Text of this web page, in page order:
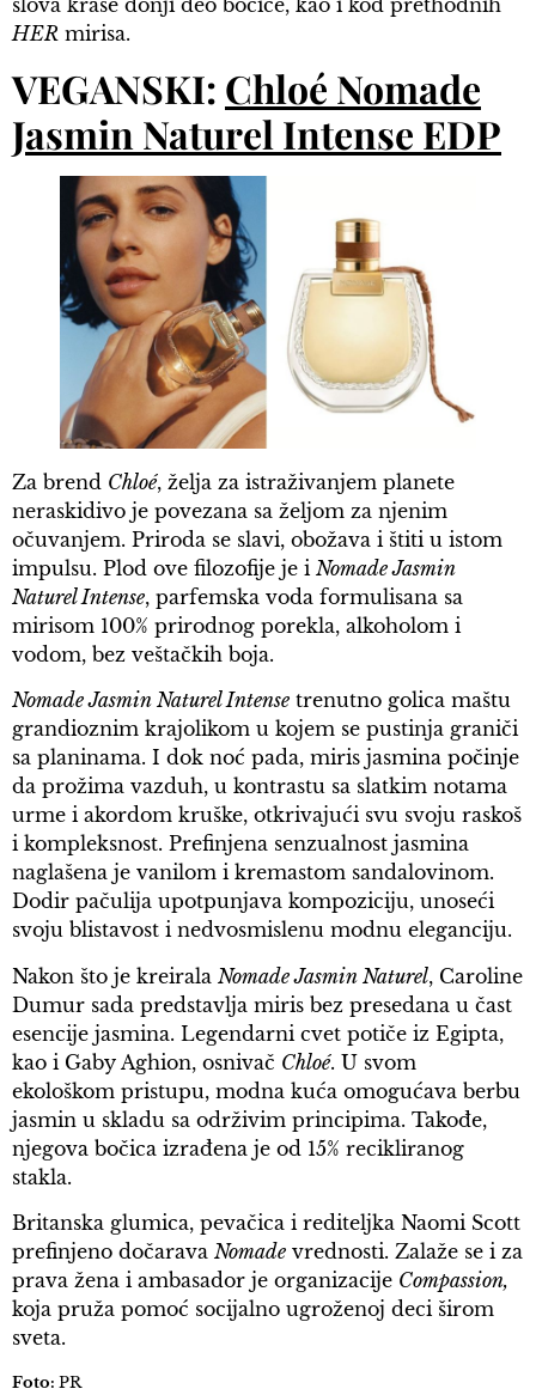
slova krase donji deo bočice, kao i kod prethodnih
HER mirisa.
VEGANSKI: Chloé Nomade
Jasmin Naturel Intense EDP
Za brend Chloé, želja za istraživanjem planete
neraskidivo je povezana sa željom za njenim
očuvanjem. Priroda se slavi, obožava i štiti u istom
impulsu. Plod ove filozofije je i Nomade Jasmin
Naturel Intense, parfemska voda formulisana sa
mirisom 100% prirodnog porekla, alkoholom i
vodom, bez veštačkih boja.
Nomade Jasmin Naturel Intense trenutno golica maštu
grandioznim krajolikom u kojem se pustinja graniči
sa planinama. I dok noć pada, miris jasmina počinje
da prožima vazduh, u kontrastu sa slatkim notama
urme i akordom kruške, otkrivajući svu svoju raskoš
i kompleksnost. Prefinjena senzualnost jasmina
naglašena je vanilom i kremastom sandalovinom.
Dodir pačulija upotpunjava kompoziciju, unoseći
svoju blistavost i nedvosmislenu modnu eleganciju.
Nakon što je kreirala Nomade Jasmin Naturel, Caroline
Dumur sada predstavlja miris bez presedana u čast
esencije jasmina. Legendarni cvet potiče iz Egipta,
kao i Gaby Aghion, osnivač Chloé. U svom
ekološkom pristupu, modna kuća omogućava berbu
jasmin u skladu sa održivim principima. Takođe,
njegova bočica izrađena je od 15% recikliranog
stakla.
Britanska glumica, pevačica i rediteljka Naomi Scott
prefinjeno dočarava Nomade vrednosti. Zalaže se i za
prava žena i ambasador je organizacije Compassion,
koja pruža pomoć socijalno ugroženoj deci širom
sveta.
Foto: PR